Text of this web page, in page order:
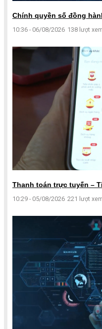
Chính quyền số đồng
10:36 - 06/08/2026 138 lượt
Thanh toán trực tuyến –
10:29 - 05/08/2026 221 lượt